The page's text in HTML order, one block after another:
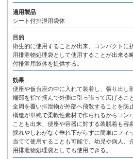
適用製品
シート付排泄用袋体
目的
衛生的に使用することが出来、コンパクトに
用排泄物処理袋として使用することが出来る
付排泄用袋体を提供する。
効果
便座や仮台座の中に入れて装着し、張り出し
端部を指で摘んで外側に引っ張って広げるこ
全周を覆い排泄物が外部へ飛散することを防
構造が単純で柔軟性素材で作られるからコン
ことも出来、便座や容器に対する装脱着も容
捩れやしわがなく垂れ下がらずに簡単にフィ
当てて使用することも可能で、幼児や病人、
用排泄物処理袋としても使用できる。